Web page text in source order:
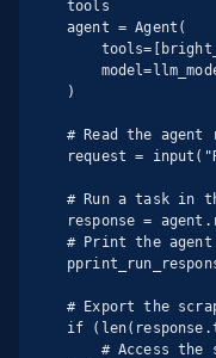
tools
agent = Agent(
)
# Read the agent
request =
# Run a task in
response =
# Print the agent
# Export the
if